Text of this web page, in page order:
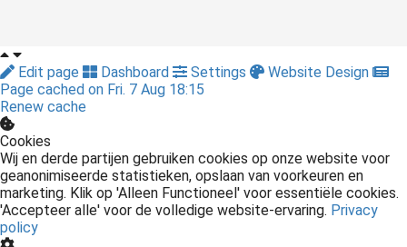
Edit page Dashboard Settings
Website Design
Page cached on Fri. 7 Aug 18:15
Renew cache
Cookies
Wij en derde partijen gebruiken cookies op onze website voor
geanonimiseerde statistieken, opslaan van voorkeuren en
marketing. Klik op 'Alleen Functioneel' voor essentiële cookies.
'Accepteer alle' voor de volledige website-ervaring. Privacy
policy